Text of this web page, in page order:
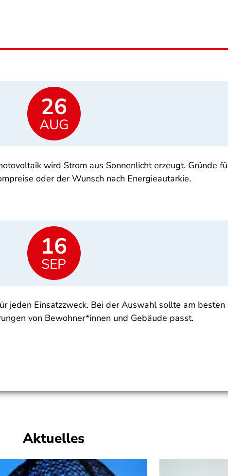
26
AUG
wird Strom aus Sonnenlicht erzeugt. Gründe
oder der Wunsch nach Energieautarkie.
16
SEP
jeden Einsatzzweck. Bei der Auswahl sollte am
von Bewohner*innen und Gebäude passt.
Aktuelles